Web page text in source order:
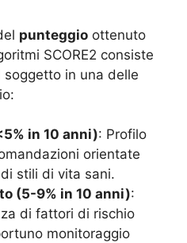
punteggio ottenuto
SCORE2 consiste
soggetto in una delle
in 10 anni): Profilo
orientate
stili di vita sani.
(5-9% in 10 anni):
di fattori di rischio
monitoraggio